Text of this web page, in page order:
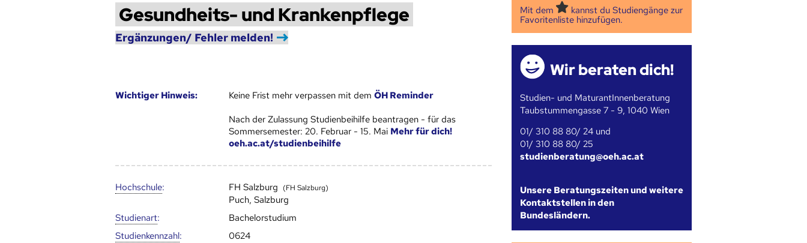
Gesundheits- und Krankenpflege
Ergänzungen/ Fehler melden!
Wich­ti­ger Hin­weis: Keine Frist mehr verpassen mit dem ÖH Reminder
Nach der Zulassung Studienbeihilfe beantragen - für das
Sommersemester: 20. Februar - 15. Mai Mehr für dich!
oeh.ac.at/studienbeihilfe
Hoch­schule: FH Salzburg (FH Salzburg)
Puch, Salzburg
Studienart:
Bachelorstudium
Studien­kenn­zahl:
0624
Mit dem
kannst du Studiengänge zur
Favoritenliste hinzufügen.
Wir beraten dich!
Studien- und MaturantInnenberatung
Taubstummengasse 7 - 9, 1040 Wien
01/ 310 88 80/ 24 und
01/ 310 88 80/ 25
studienberatung@oeh.ac.at
Unsere Beratungszeiten und weitere
Kontaktstellen in den
Bundesländern.